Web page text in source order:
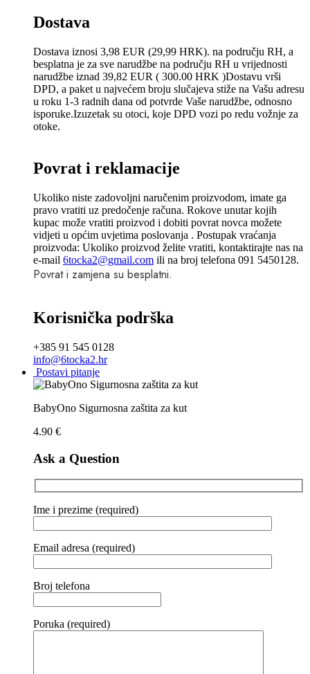
Dostava
Dostava iznosi 3,98 EUR (29,99 HRK). na području RH, a
besplatna je za sve narudžbe na području RH u vrijednosti
narudžbe iznad 39,82 EUR ( 300.00 HRK )Dostavu vrši
DPD, a paket u najvećem broju slučajeva stiže na Vašu adresu
u roku 1-3 radnih dana od potvrde Vaše narudžbe, odnosno
isporuke.Izuzetak su otoci, koje DPD vozi po redu vožnje za
otoke.
Povrat i reklamacije
Ukoliko niste zadovoljni naručenim proizvodom, imate ga
pravo vratiti uz predočenje računa. Rokove unutar kojih
kupac može vratiti proizvod i dobiti povrat novca možete
vidjeti u općim uvjetima poslovanja . Postupak vraćanja
proizvoda: Ukoliko proizvod želite vratiti, kontaktirajte nas na
e-mail 6tocka2@gmail.com ili na broj telefona 091 5450128.
Povrat i zamjena su besplatni.
Korisnička podrška
+385 91 545 0128
info@6tocka2.hr
Postavi pitanje
BabyOno Sigurnosna zaštita za kut
4.90 €
Ask a Question
Ime i prezime (required)
Email adresa (required)
Broj telefona
Poruka (required)